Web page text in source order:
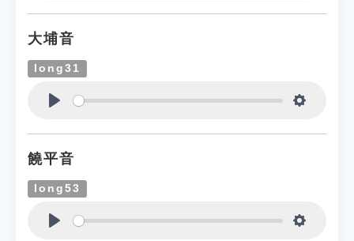
大埔音
long31
饒平音
long53